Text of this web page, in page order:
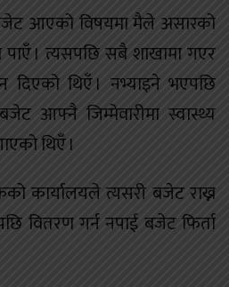
बजेट आएको विषयमा मैले असारको
पाएँ । त्यसपछि सबै शाखामा गएर
दिएको थिएँ । नभ्याइने भएपछि
आफ्नै जिम्मेवारीमा स्वास्थ्य
थिएँ ।
कार्यालयले त्यसरी बजेट राख्न
वितरण गर्न नपाई बजेट फिर्ता